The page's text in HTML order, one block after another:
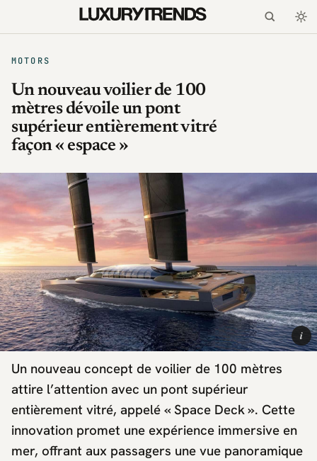
MOTORS
Un nouveau voilier de 100
mètres dévoile un pont
supérieur entièrement vitré
façon « espace »
i
Un nouveau concept de voilier de 100 mètres
attire l’attention avec un pont supérieur
entièrement vitré, appelé « Space Deck ». Cette
innovation promet une expérience immersive en
mer, offrant aux passagers une vue panoramique